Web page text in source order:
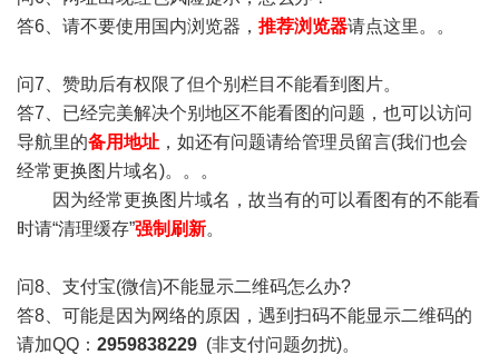
答6、请不要使用国内浏览器， 推荐浏览器请点这里。。
问7、赞助后有权限了但个别栏目不能看到图片。
答7、已经完美解决个别地区不能看图的问题，也可以访问
导航里的备用地址 ，如还有问题请给管理员留言(我们也会
经常更换图片域名)。。。
因为经常更换图片域名，故当有的可以看图有的不能看
时请“清理缓存”强制刷新。
问8、支付宝(微信)不能显示二维码怎么办?
答8、可能是因为网络的原因，遇到扫码不能显示二维码的
请加QQ： 2959838229 (非支付问题勿扰)。